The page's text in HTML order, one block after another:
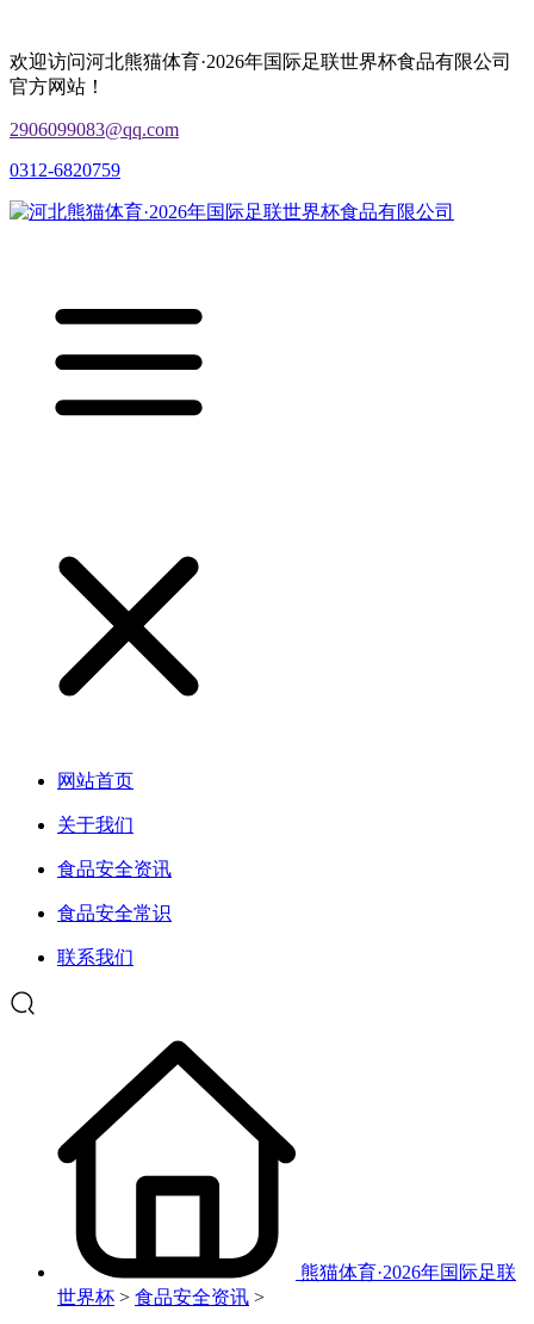
欢迎访问河北熊猫体育·2026年国际足联世界杯食品有限公司
官方网站！
2906099083@qq.com
0312-6820759
网站首页
关于我们
食品安全资讯
食品安全常识
联系我们
熊猫体育·2026年国际足联
世界杯 > 食品安全资讯 >